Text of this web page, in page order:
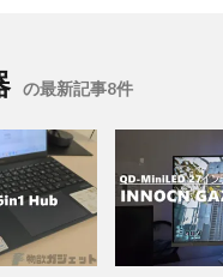
の最新記事8件